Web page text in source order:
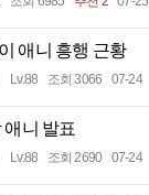
애니 흥행 근황
Lv.88 조회 3066 07-24
애니 발표
Lv.88 조회 2690 07-24